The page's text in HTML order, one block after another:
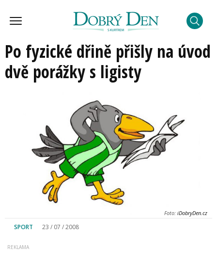
Po fyzické dřině přišly na úvod
dvě porážky s ligisty
Foto: iDobryDen.cz
SPORT 23 / 07 / 2008